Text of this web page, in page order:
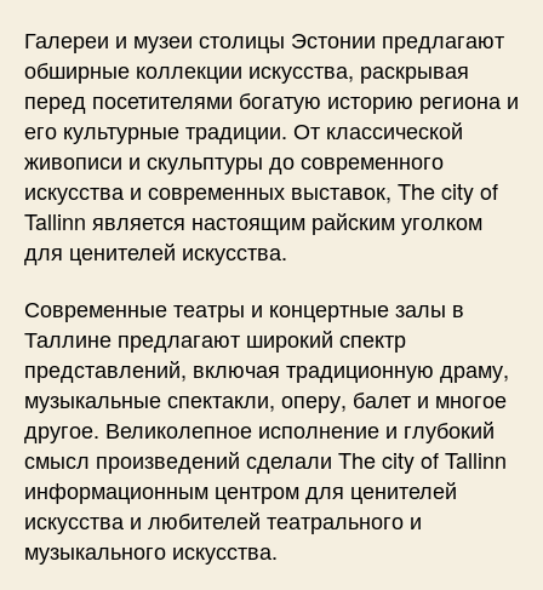
Галереи и музеи столицы Эстонии предлагают
обширные коллекции искусства, раскрывая
перед посетителями богатую историю региона и
его культурные традиции. От классической
живописи и скульптуры до современного
искусства и современных выставок, The city of
Tallinn является настоящим райским уголком
для ценителей искусства.
Современные театры и концертные залы в
Таллине предлагают широкий спектр
представлений, включая традиционную драму,
музыкальные спектакли, оперу, балет и многое
другое. Великолепное исполнение и глубокий
смысл произведений сделали The city of Tallinn
информационным центром для ценителей
искусства и любителей театрального и
музыкального искусства.